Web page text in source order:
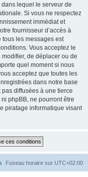
lequel le serveur de
Si vous ne respectez
immédiat et
fournisseur d’accès à
tous les messages est
Vous acceptez le
de déplacer ou de
quel moment si nous
acceptez que toutes les
dans notre base
diffusées à une tierce
phpBB, ne pourront être
piratage informatique visant
Fuseau horaire sur UTC+02:00